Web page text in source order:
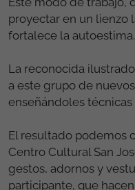
proyectar en un lienzo
fortalece la autoestima.
La reconocida
a este grupo de
enseñándoles técnicas
El resultado podemos
Centro Cultural San
gestos, adornos y
participante, que